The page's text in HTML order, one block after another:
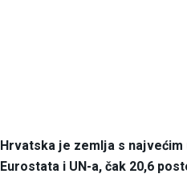
Hrvatska je zemlja s
Eurostata i UN-a, čak 20,6